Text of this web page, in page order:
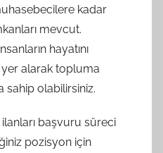
kadar
mevcut.
hayatını
alarak topluma
sahip olabilirsiniz.
başvuru süreci
pozisyon için